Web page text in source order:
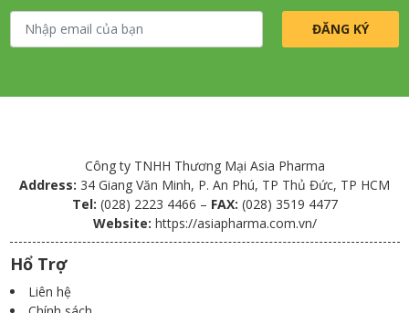
Công ty TNHH Thương Mại Asia Pharma
Address: 34 Giang Văn Minh, P. An Phú, TP Thủ Đức, TP HCM
Tel: (028) 2223 4466 – FAX: (028) 3519 4477
Website: https://asiapharma.com.vn/
Hổ Trợ
Liên hệ